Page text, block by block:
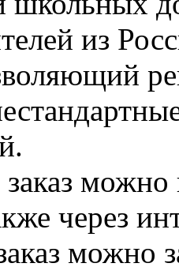
из
можно
через
можно